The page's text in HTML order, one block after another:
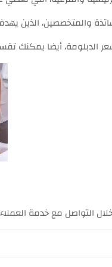
والمتخصصين، الذين
01092916022، كما يمكنك التسجيل معنا بالأسفل،